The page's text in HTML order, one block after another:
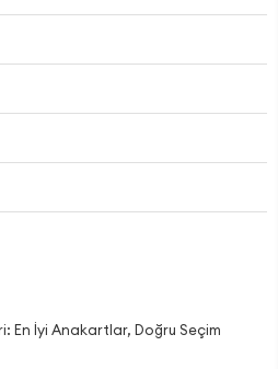
En İyi Anakartlar, Doğru Seçim